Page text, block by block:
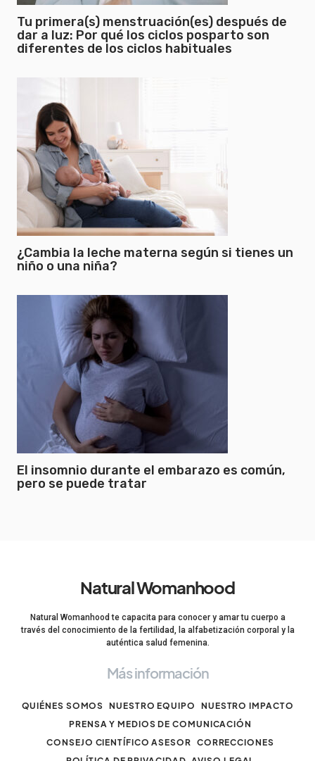
Tu primera(s) menstruación(es) después de
dar a luz: Por qué los ciclos posparto son
diferentes de los ciclos habituales
¿Cambia la leche materna según si tienes un
niño o una niña?
El insomnio durante el embarazo es común,
pero se puede tratar
Natural Womanhood
Natural Womanhood te capacita para conocer y amar tu cuerpo a
través del conocimiento de la fertilidad, la alfabetización corporal y la
auténtica salud femenina.
Más información
QUIÉNES SOMOS NUESTRO EQUIPO
NUESTRO IMPACTO
PRENSA Y MEDIOS DE COMUNICACIÓN
CONSEJO CIENTÍFICO ASESOR CORRECCIONES